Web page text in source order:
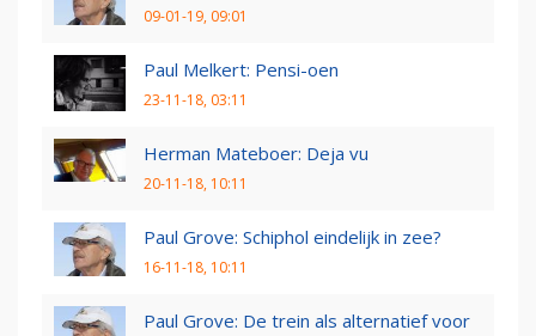
09-01-19, 09:01
Paul Melkert: Pensi-oen
23-11-18, 03:11
Herman Mateboer: Deja vu
20-11-18, 10:11
Paul Grove: Schiphol eindelijk in zee?
16-11-18, 10:11
Paul Grove: De trein als alternatief voor